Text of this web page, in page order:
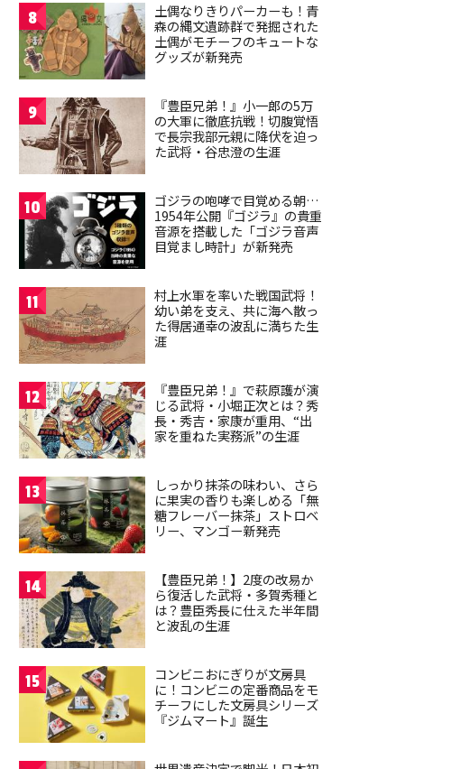
8
土偶なりきりパーカーも！青
森の縄文遺跡群で発掘された
土偶がモチーフのキュートな
グッズが新発売
9
『豊臣兄弟！』小一郎の5万
の大軍に徹底抗戦！切腹覚悟
で長宗我部元親に降伏を迫っ
た武将・谷忠澄の生涯
10
ゴジラの咆哮で目覚める朝…
1954年公開『ゴジラ』の貴重
音源を搭載した「ゴジラ音声
目覚まし時計」が新発売
11
村上水軍を率いた戦国武将！
幼い弟を支え、共に海へ散っ
た得居通幸の波乱に満ちた生
涯
12
『豊臣兄弟！』で萩原護が演
じる武将・小堀正次とは？秀
長・秀吉・家康が重用、“出
家を重ねた実務派”の生涯
13
しっかり抹茶の味わい、さら
に果実の香りも楽しめる「無
糖フレーバー抹茶」ストロベ
リー、マンゴー新発売
14
【豊臣兄弟！】2度の改易か
ら復活した武将・多賀秀種と
は？豊臣秀長に仕えた半年間
と波乱の生涯
15
コンビニおにぎりが文房具
に！コンビニの定番商品をモ
チーフにした文房具シリーズ
『ジムマート』誕生